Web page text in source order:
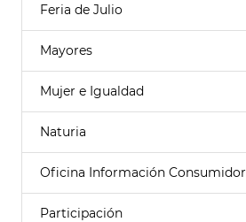
Feria de Julio
Mayores
Mujer e Igualdad
Naturia
Oficina Información Consumidor
Participación